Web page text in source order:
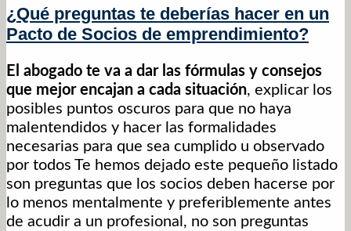
¿Qué preguntas te deberías hacer en un
Pacto de Socios de emprendimiento?
El abogado te va a dar las fórmulas y consejos
que mejor encajan a cada situación, explicar los
posibles puntos oscuros para que no haya
malentendidos y hacer las formalidades
necesarias para que sea cumplido u observado
por todos Te hemos dejado este pequeño listado
son preguntas que los socios deben hacerse por
lo menos mentalmente y preferiblemente antes
de acudir a un profesional, no son preguntas